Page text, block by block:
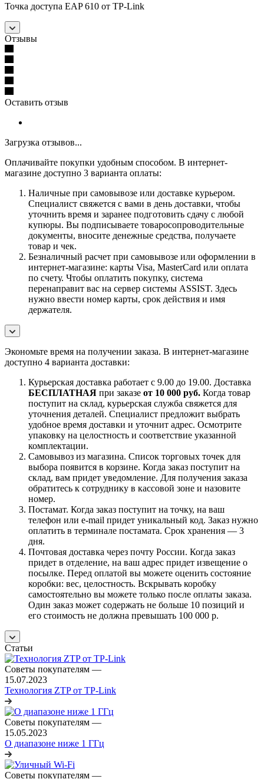
Точка доступа EAP 610 от TP-Link
Отзывы
Оставить отзыв
Загрузка отзывов...
Оплачивайте покупки удобным способом. В интернет-
магазине доступно 3 варианта оплаты:
Наличные при самовывозе или доставке курьером.
Специалист свяжется с вами в день доставки, чтобы
уточнить время и заранее подготовить сдачу с любой
купюры. Вы подписываете товаросопроводительные
документы, вносите денежные средства, получаете
товар и чек.
Безналичный расчет при самовывозе или оформлении в
интернет-магазине: карты Visa, MasterCard или оплата
по счету. Чтобы оплатить покупку, система
перенаправит вас на сервер системы ASSIST. Здесь
нужно ввести номер карты, срок действия и имя
держателя.
Экономьте время на получении заказа. В интернет-магазине
доступно 4 варианта доставки:
Курьерская доставка работает с 9.00 до 19.00. Доставка
БЕСПЛАТНАЯ при заказе от 10 000 руб. Когда товар
поступит на склад, курьерская служба свяжется для
уточнения деталей. Специалист предложит выбрать
удобное время доставки и уточнит адрес. Осмотрите
упаковку на целостность и соответствие указанной
комплектации.
Самовывоз из магазина. Список торговых точек для
выбора появится в корзине. Когда заказ поступит на
склад, вам придет уведомление. Для получения заказа
обратитесь к сотруднику в кассовой зоне и назовите
номер.
Постамат. Когда заказ поступит на точку, на ваш
телефон или e-mail придет уникальный код. Заказ нужно
оплатить в терминале постамата. Срок хранения — 3
дня.
Почтовая доставка через почту России. Когда заказ
придет в отделение, на ваш адрес придет извещение о
посылке. Перед оплатой вы можете оценить состояние
коробки: вес, целостность. Вскрывать коробку
самостоятельно вы можете только после оплаты заказа.
Один заказ может содержать не больше 10 позиций и
его стоимость не должна превышать 100 000 р.
Статьи
Советы покупателям —
15.07.2023
Технология ZTP от TP-Link
Советы покупателям —
15.05.2023
О диапазоне ниже 1 ГГц
Советы покупателям —